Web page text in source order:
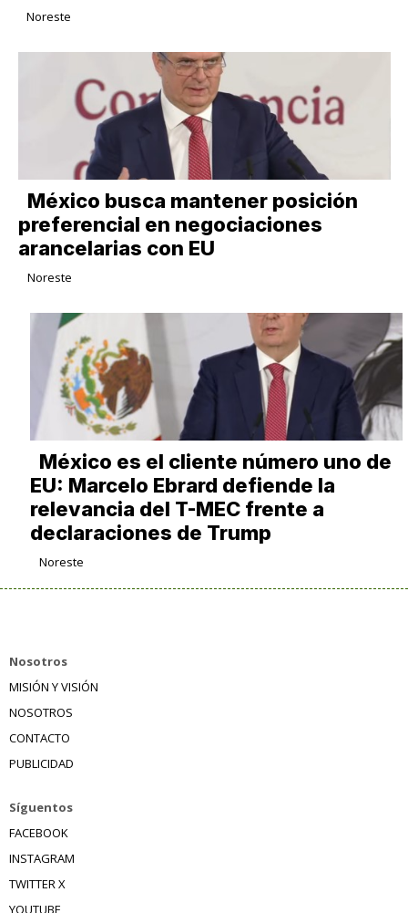
Noreste
México busca mantener posición
preferencial en negociaciones
arancelarias con EU
Noreste
México es el cliente número uno de
EU: Marcelo Ebrard defiende la
relevancia del T-MEC frente a
declaraciones de Trump
Noreste
Nosotros
MISIÓN Y VISIÓN
NOSOTROS
CONTACTO
PUBLICIDAD
Síguentos
FACEBOOK
INSTAGRAM
TWITTER X
YOUTUBE